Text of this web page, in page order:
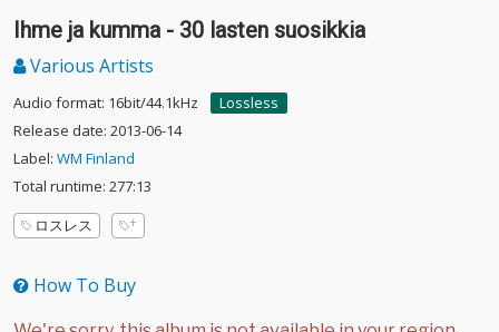
Ihme ja kumma - 30 lasten suosikkia
Various Artists
Audio format: 16bit/44.1kHz
Lossless
Release date: 2013-06-14
Label: WM Finland
Total runtime: 277:13
ロスレス
How To Buy